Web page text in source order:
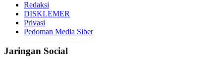
Redaksi
DISKLEMER
Privasi
Pedoman Media Siber
Jaringan Social